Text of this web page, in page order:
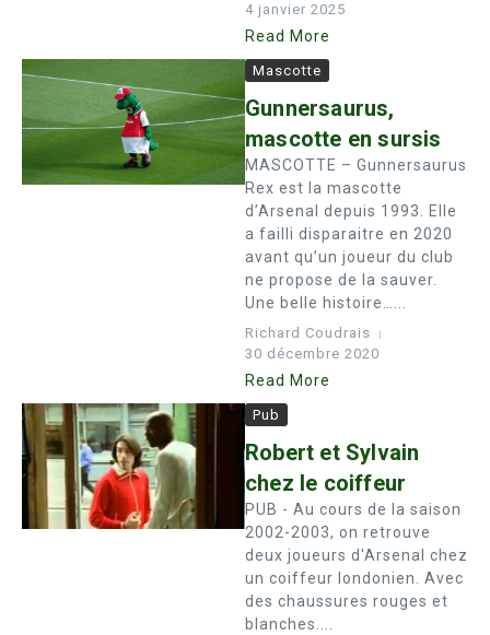
4 janvier 2025
Read More
Mascotte
Gunnersaurus,
mascotte en sursis
MASCOTTE – Gunnersaurus
Rex est la mascotte
d’Arsenal depuis 1993. Elle
a failli disparaitre en 2020
avant qu’un joueur du club
ne propose de la sauver.
Une belle histoire…...
Richard Coudrais
30 décembre 2020
Read More
Pub
Robert et Sylvain
chez le coiffeur
PUB - Au cours de la saison
2002-2003, on retrouve
deux joueurs d'Arsenal chez
un coiffeur londonien. Avec
des chaussures rouges et
blanches....